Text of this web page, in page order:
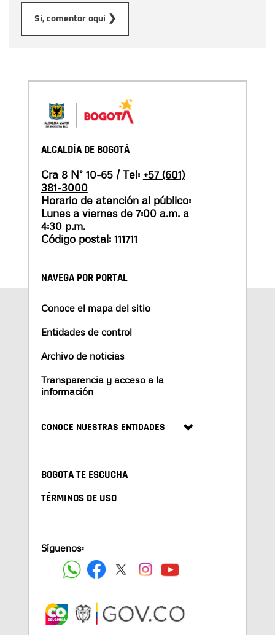
Sí, comentar aquí ❯
ALCALDÍA DE BOGOTÁ
Cra 8 N° 10-65 / Tel: +57 (601)
381-3000
Horario de atención al público:
Lunes a viernes de 7:00 a.m. a
4:30 p.m.
Código postal: 111711
NAVEGA POR PORTAL
Conoce el mapa del sitio
Entidades de control
Archivo de noticias
Transparencia y acceso a la
información
CONOCE NUESTRAS ENTIDADES
BOGOTA TE ESCUCHA
TÉRMINOS DE USO
Síguenos: